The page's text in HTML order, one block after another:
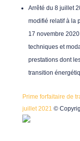
Arrêté du 8 juillet
modifié relatif à la
17 novembre
techniques et
prestations dont
transition
Prime forfaitaire de
juillet 2021 ©